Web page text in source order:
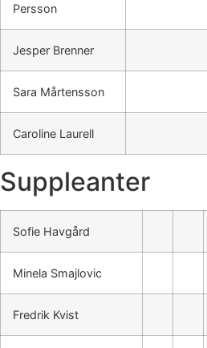
Persson
Jesper Brenner
Sara Mårtensson
Caroline Laurell
Suppleanter
Sofie Havgård
Minela Smajlovic
Fredrik Kvist